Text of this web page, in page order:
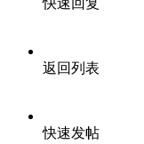
返回列表
快速发帖